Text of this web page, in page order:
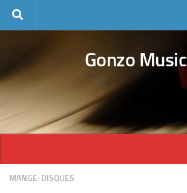
Skip to content
Gonzo Music
MANGE-DISQUES